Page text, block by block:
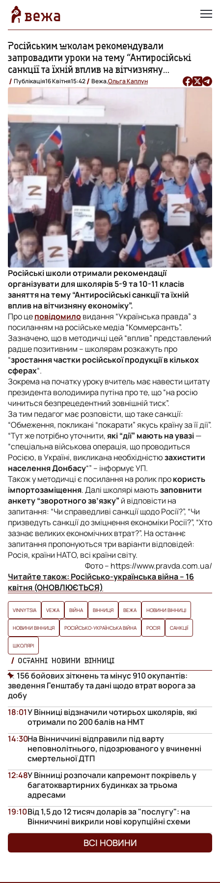
Російським школам рекомендували
запровадити уроки на тему “Антиросійські
санкції та їхній вплив на вітчизняну
економіку”
Публікація16 Квітня15:42 Вежа,Ольга Каплун
Російські школи отримали рекомендації
організувати для школярів 5-9 та 10-11 класів
заняття на тему “Антиросійські санкції та їхній
вплив на вітчизняну економіку”.
Про цеповідомиловидання “Українська правда” з
посиланням на російське медіа “Коммерсантъ”.
Зазначено, що в методичці цей “вплив” представлений
радше позитивним – школярам розкажуть про
“зростання частки російської продукції в кількох
сферах“.
Зокрема на початку уроку вчитель має навести цитату
президента володимира путіна про те, що “на росію
чиниться безпрецедентний зовнішній тиск”.
За тим педагог має розповісти, що таке санкції:
“Обмеження, покликані “покарати” якусь країну за її дії”.
“Тут же потрібно уточнити,які “дії” мають на увазі—
“спеціальна військова операція, що проводиться
Росією, в Україні, викликана необхідністюзахистити
населення Донбасу“” – інформує УП.
Також у методичці є посилання на ролик прокористь
імпортозаміщення. Далі школярі маютьзаповнити
анкету “зворотного зв’язку” й відповісти на
запитання: “Чи справедливі санкції щодо Росії?”, “Чи
призведуть санкції до зміцнення економіки Росії?”, “Хто
зазнає великих економічних втрат?”. На останнє
запитання пропонуються три варіанти відповідей:
Росія, країни НАТО, всі країни світу.
Фото – https://www.pravda.com.ua/
Читайте також: Російсько-українська війна – 16
квітня (ОНОВЛЮЄТЬСЯ)
VINNYTSIA VЕЖА ВІЙНА ВІННИЦЯ ВЕЖА НОВИНИ ВІННИЦІ
НОВИНИ ВІННИЦЯ РОСІЙСЬКО-УКРАЇНСЬКА ВІЙНА РОСІЯ САНКЦІЇ
ШКОЛЯРІ
ОСТАННІ НОВИНИ ВІННИЦІ
156 бойових зіткнень та мінус 910 окупантів:
зведення Генштабу та дані щодо втрат ворога за
добу
У Вінниці відзначили чотирьох школярів, які
отримали по 200 балів на НМТ
18:01
На Вінниччині відправили під варту
неповнолітнього, підозрюваного у вчиненні
смертельної ДТП
14:30
У Вінниці розпочали капремонт покрівель у
багатоквартирних будинках за трьома
адресами
12:48
Від 1,5 до 12 тисяч доларів за "послугу": на
Вінниччині викрили нові корупційні схеми
19:10
ВСІ НОВИНИ